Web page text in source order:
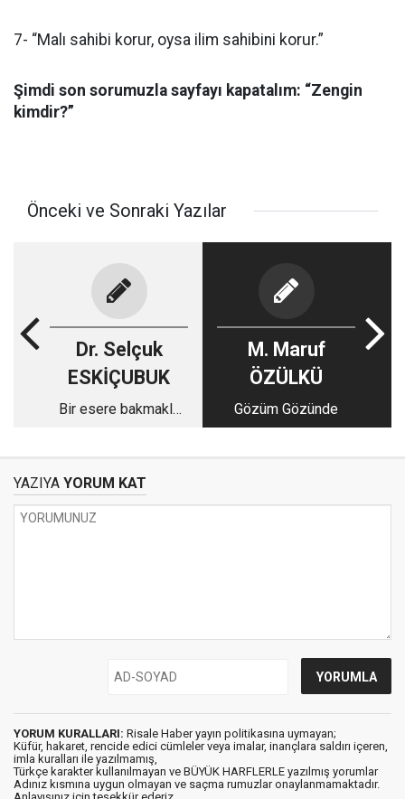
7- “Malı sahibi korur, oysa ilim sahibini korur.”
Şimdi son sorumuzla sayfayı kapatalım: “Zengin
kimdir?”
Önceki ve Sonraki Yazılar
Dr. Selçuk
ESKİÇUBUK
Bir esere bakmakla
M. Maruf
ÖZÜLKÜ
Gözüm Gözünde
YAZIYA YORUM KAT
YORUM KURALLARI: Risale Haber yayın politikasına uymayan;
Küfür, hakaret, rencide edici cümleler veya imalar, inançlara saldırı içeren,
imla kuralları ile yazılmamış,
Türkçe karakter kullanılmayan ve BÜYÜK HARFLERLE yazılmış yorumlar
Adınız kısmına uygun olmayan ve saçma rumuzlar onaylanmamaktadır.